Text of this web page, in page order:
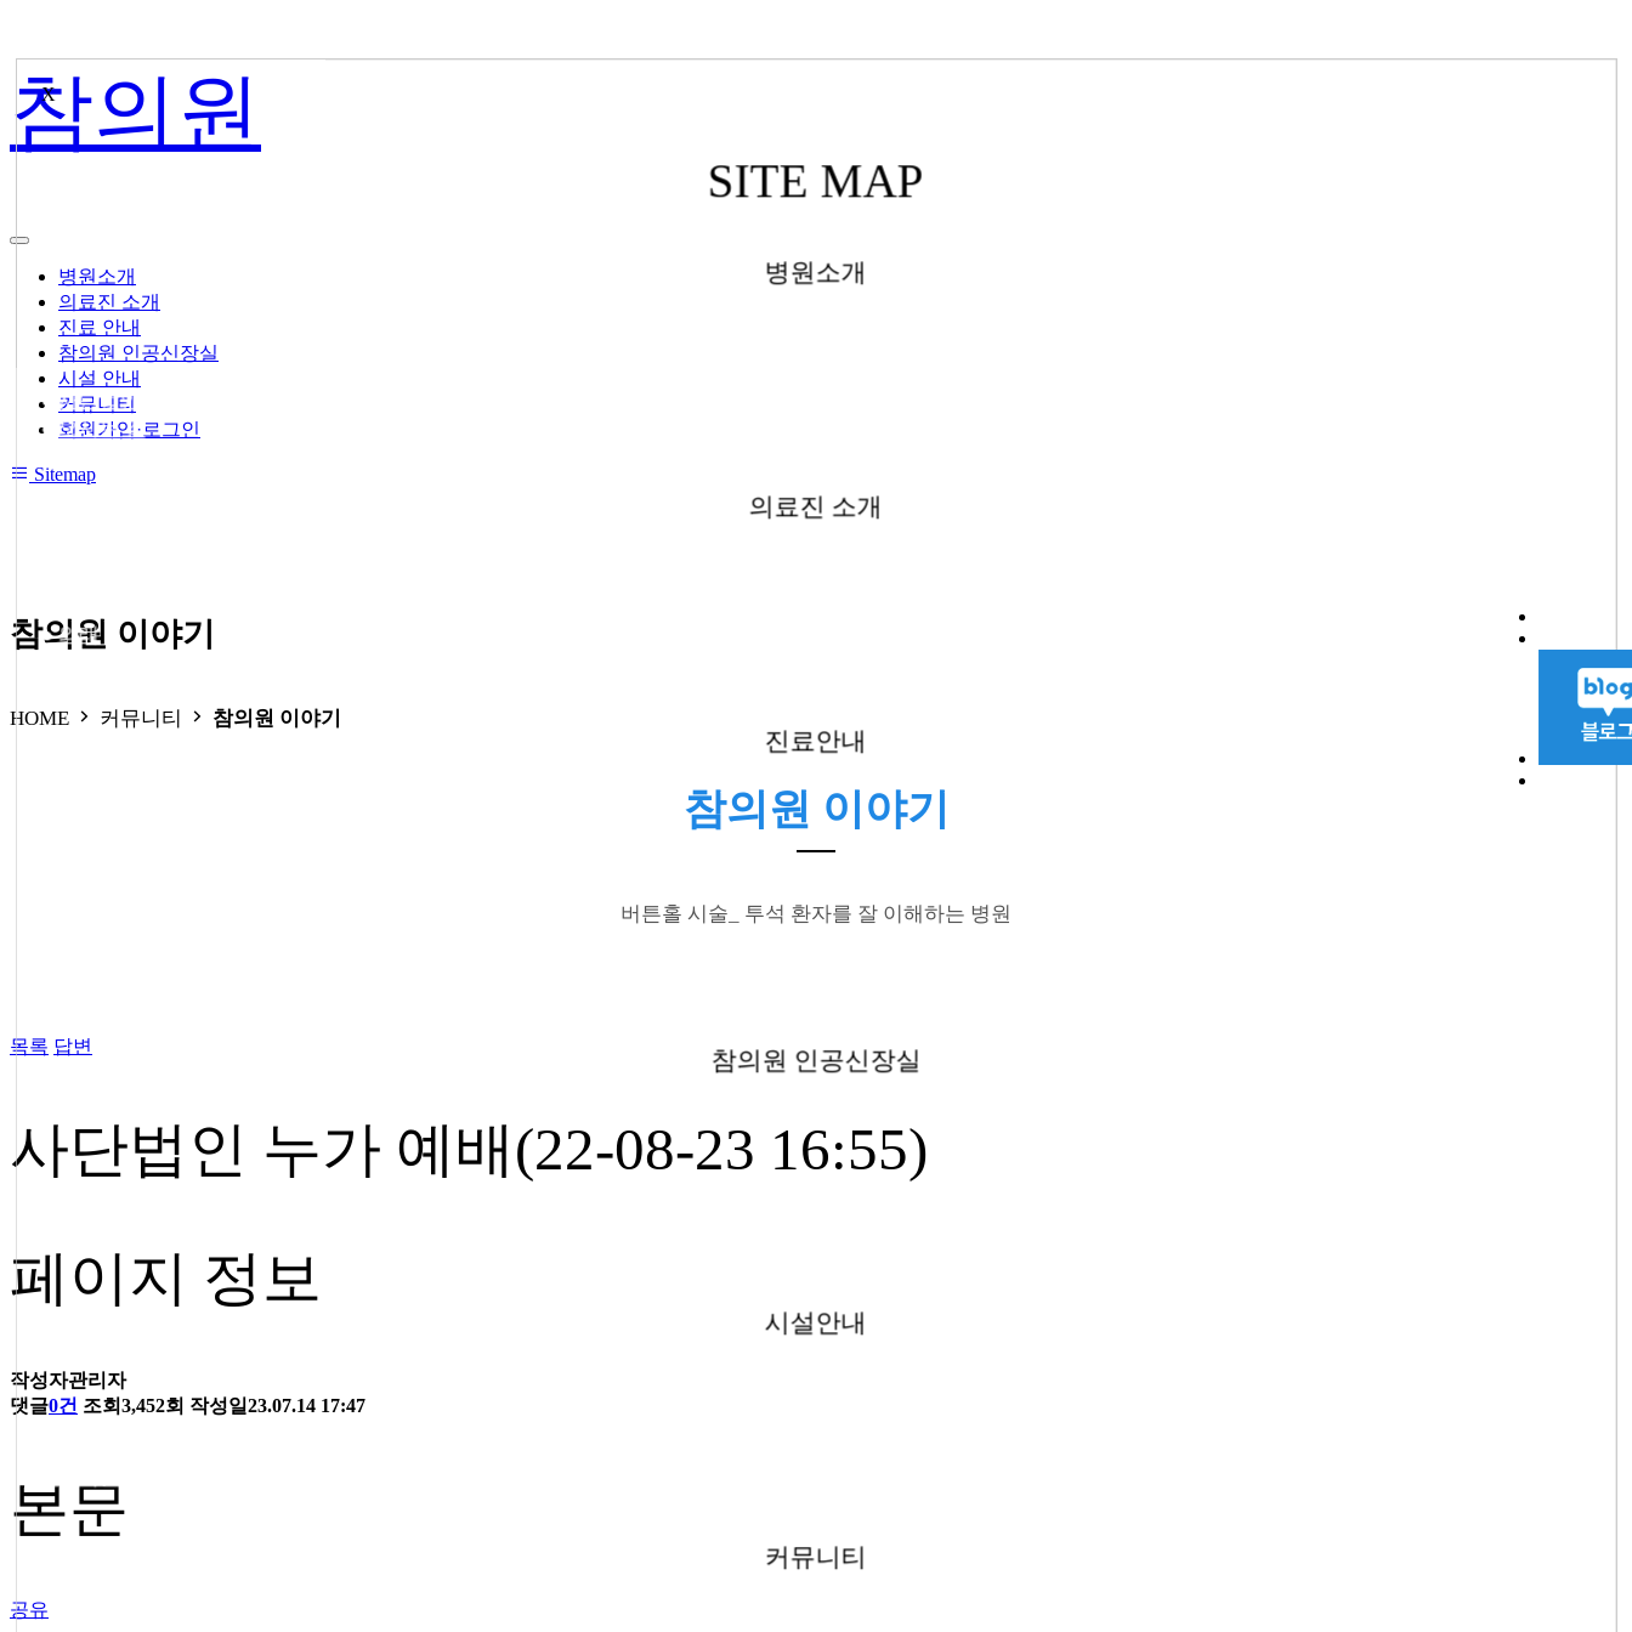
참의원
병원소개
의료진 소개
진료 안내
참의원 인공신장실
시설 안내
커뮤니티
회원가입·로그인
Sitemap
X
SITE MAP
병원소개
● 사단법인 누가 참의원
● 오시는 길
의료진 소개
● 외래
진료안내
참의원 인공신장실
시설안내
커뮤니티
참의원 이야기
HOME 커뮤니티 참의원 이야기
참의원 이야기
버튼홀 시술_ 투석 환자를 잘 이해하는 병원
목록 답변
사단법인 누가 예배(22-08-23 16:55)
페이지 정보
작성자관리자
댓글0건 조회3,452회 작성일23.07.14 17:47
본문
공유